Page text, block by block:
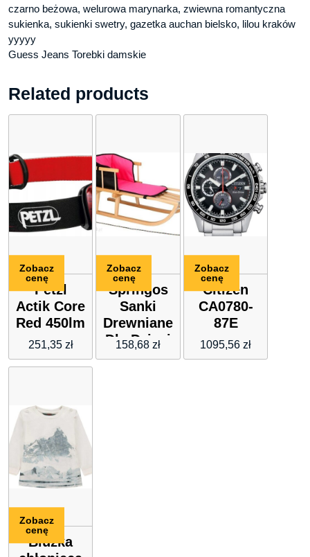
czarno beżowa, welurowa marynarka, zwiewna romantyczna
sukienka, sukienki swetry, gazetka auchan bielsko, lilou kraków
yyyyy
Guess Jeans Torebki damskie
Related products
Petzl
Actik Core
Red 450lm
251,35 zł
Zobacz
cenę
Springos
Sanki
Drewniane
Dla Dzieci
Z
158,68 zł
Zobacz
cenę
Citizen
CA0780-
87E
1095,56 zł
Zobacz
cenę
Bluzka
Zobacz
cenę